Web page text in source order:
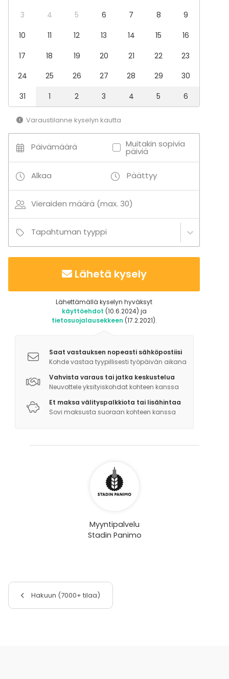
3 4 5 6 7 8
9
10
11 12 13 14 15
16
17
18 19 20 21 22
23
24
25 26 27 28 29
30
31
1 2 3 4 5 6
Varaustilanne kyselyn kautta
Päivämäärä Muitakin sopivia
päiviä
Alkaa Päättyy
Vieraiden määrä (max. 30)
Tapahtuman tyyppi
Lähetä kysely
Lähettämällä kyselyn hyväksyt
käyttöehdot (10.6.2024) ja
tietosuojalausekkeen (17.2.2021).
Saat vastauksen nopeasti sähköpostiisi
Kohde vastaa tyypillisesti työpäivän aikana
Vahvista varaus tai jatka keskustelua
Neuvottele yksityiskohdat kohteen kanssa
Et maksa välityspalkkiota tai lisähintaa
Sovi maksusta suoraan kohteen kanssa
Myyntipalvelu
Stadin Panimo
Hakuun (7000+ tilaa)